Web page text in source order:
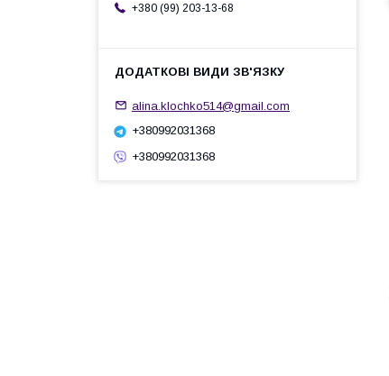
+380 (99) 203-13-68
alina.klochko514@gmail.com
+380992031368
+380992031368